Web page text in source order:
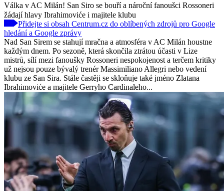
Válka v AC Milán! San Siro se bouří a nároční fanoušci Rossoneri
žádají hlavy Ibrahimoviće i majitele klubu
Přidejte si obsah Centrum.cz do oblíbených zdrojů pro Google
hledání a Google zprávy
Nad San Sirem se stahují mračna a atmosféra v AC Milán houstne
každým dnem. Po sezoně, která skončila ztrátou účasti v Lize
mistrů, sílí mezi fanoušky Rossoneri nespokojenost a terčem kritiky
už nejsou pouze bývalý trenér Massimiliano Allegri nebo vedení
klubu ze San Sira. Stále častěji se skloňuje také jméno Zlatana
Ibrahimoviće a majitele Gerryho Cardinaleho...